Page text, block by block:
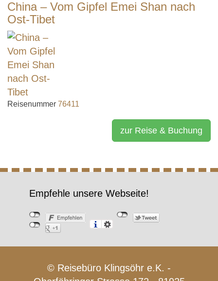
China – Vom Gipfel Emei Shan nach
Ost-Tibet
Reisenummer 76411
zur Reise & Buchung
Empfehle unsere Webseite!
© Reisebüro Klingsöhr e.K. -